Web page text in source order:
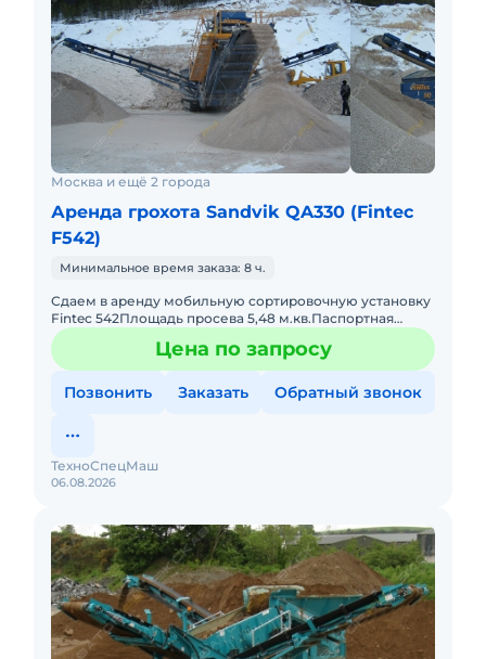
Москва и ещё 2 города
Аренда грохота Sandvik QA330 (Fintec
F542)
Минимальное время заказа: 8 ч.
Сдаем в аренду мобильную сортировочную установку
Fintec 542Площадь просева 5,48 м.кв.Паспортная
производительность 400 т/чКолосниковая решетка на
радиоуправлениЦена по запросу
Позвонить Заказать Обратный звонок
06.08.2026
ТехноСпецМаш